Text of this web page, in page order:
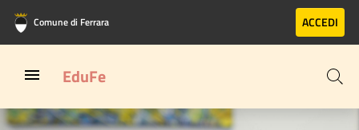
Vai al contenuto principale
Vai al footer
Comune di Ferrara ACCEDI
EduFe